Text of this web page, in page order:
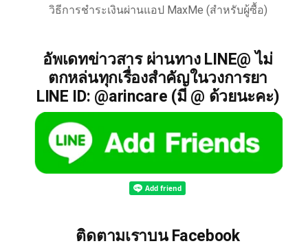
วิธีการชำระเงินผ่านแอป MaxMe (สำหรับผู้ซื้อ)
อัพเดทข่าวสาร ผ่านทาง LINE@ ไม่
ตกหล่นทุกเรื่องสำคัญในวงการยา
LINE ID: @arincare (มี @ ด้วยนะคะ)
ติดตามเราบน Facebook